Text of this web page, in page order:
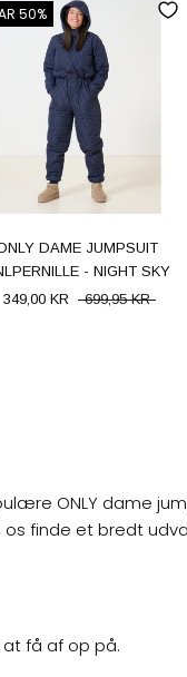
50%
DAME JUMPSUIT
- NIGHT SKY
349,00 KR
699,95 KR
ONLY dame
finde et bredt
få af op på.